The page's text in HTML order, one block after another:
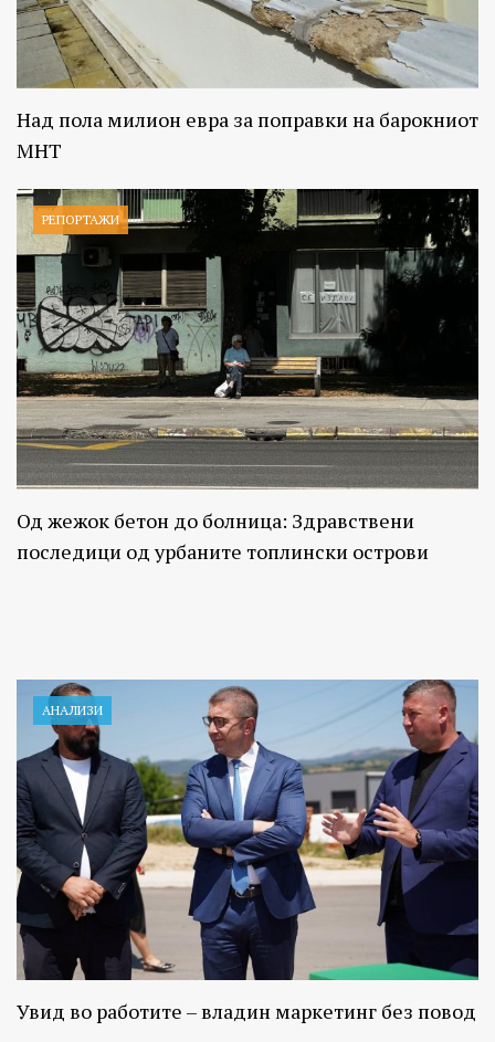
Над пола милион евра за поправки на барокниот
МНТ
РЕПОРТАЖИ
Од жежок бетон до болница: Здравствени
последици од урбаните топлински острови
АНАЛИЗИ
Увид во работите – владин маркетинг без повод